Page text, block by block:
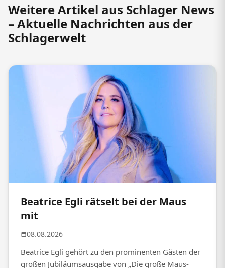
Weitere Artikel aus Schlager News
– Aktuelle Nachrichten aus der
Schlagerwelt
Beatrice Egli rätselt bei der Maus
mit
08.08.2026
Beatrice Egli gehört zu den prominenten Gästen der
großen Jubiläumsausgabe von „Die große Maus-